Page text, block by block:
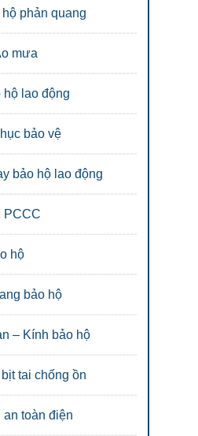
phản quang
mưa
hộ lao động
bảo vệ
bảo hộ lao động
PCCC
hộ
bảo hộ
– Kính bảo hộ
tai chống ồn
an toàn điện